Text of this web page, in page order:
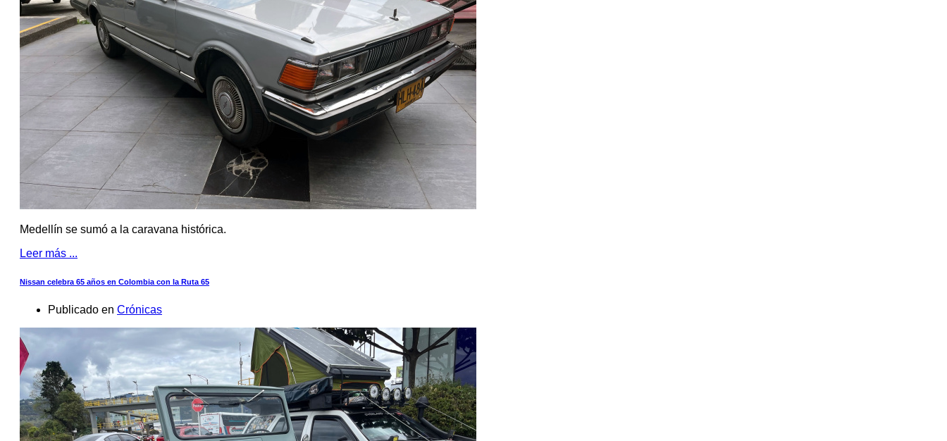
Medellín se sumó a la caravana histórica.
Leer más ...
Nissan celebra 65 años en Colombia con la Ruta 65
Publicado en Crónicas